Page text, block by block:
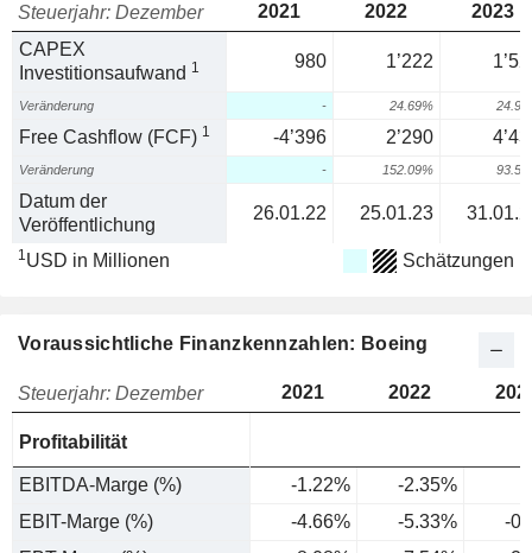
Steuerjahr: Dezember 2021 2022
2023
CAPEX
Investitionsaufwand 1 980 1’222
Veränderung - 24.69%
Free Cashflow (FCF) 1 -4’396 2’290
Veränderung - 152.09%
Datum der
Veröffentlichung
26.01.22 25.01.23
1USD in Millionen Schätzungen
Voraussichtliche Finanzkennzahlen: Boeing
Steuerjahr: Dezember 2021 2022
Profitabilität
EBITDA-Marge (%) -1.22% -2.35%
EBIT-Marge (%)
-4.66% -5.33%
-